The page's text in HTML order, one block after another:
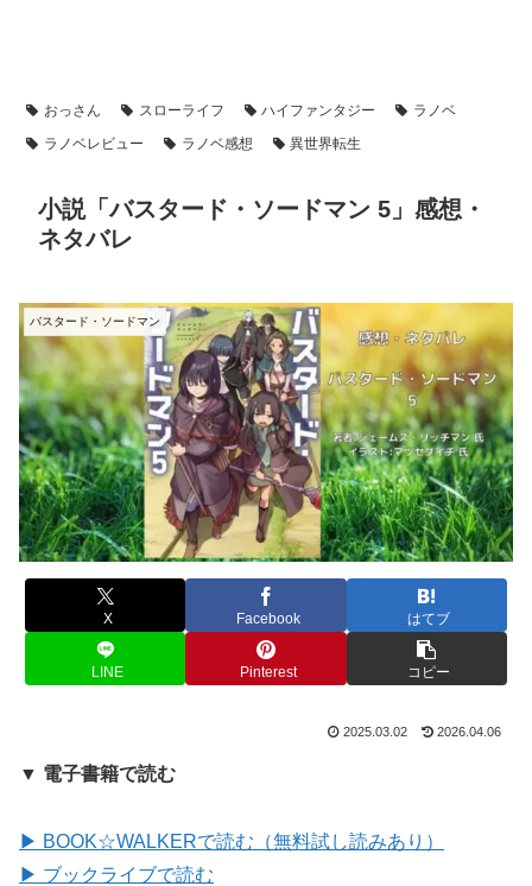
おっさん スローライフ ハイファンタジー
ラノベ
ラノベレビュー
ラノベ感想 異世界転生
小説「バスタード・ソードマン 5」感想・
ネタバレ
バスタード・ソードマン
X Facebook はてブ
LINE Pinterest コピー
2025.03.02 2026.04.06
▼ 電子書籍で読む
▶ BOOK☆WALKERで読む（無料試し読みあり）
▶ ブックライブで読む